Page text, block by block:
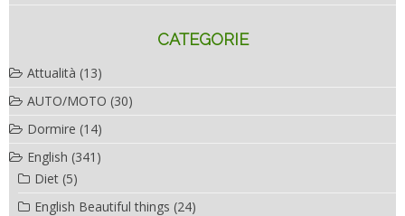
CATEGORIE
Attualità (13)
AUTO/MOTO (30)
Dormire (14)
English (341)
Diet (5)
English Beautiful things (24)